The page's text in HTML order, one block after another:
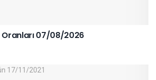
Oranları 07/08/2026